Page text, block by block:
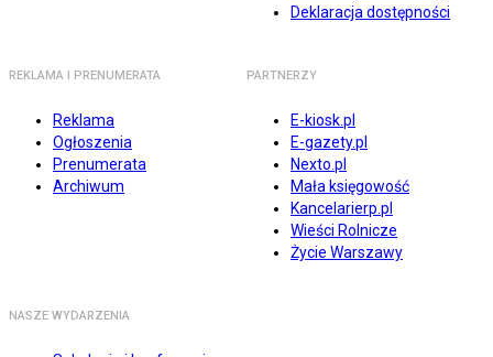
Deklaracja dostępności
REKLAMA I PRENUMERATA
Reklama
Ogłoszenia
Prenumerata
Archiwum
PARTNERZY
E-kiosk.pl
E-gazety.pl
Nexto.pl
Mała księgowość
Kancelarierp.pl
Wieści Rolnicze
Życie Warszawy
NASZE WYDARZENIA